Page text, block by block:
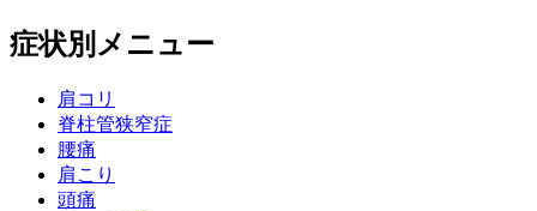
症状別メニュー
肩コリ
脊柱管狭窄症
腰痛
肩こり
頭痛